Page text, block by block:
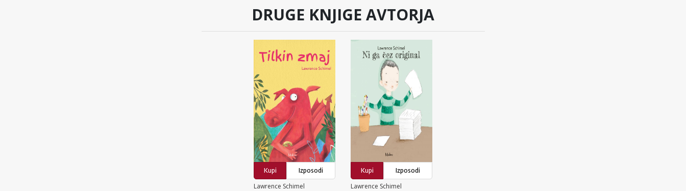
DRUGE KNJIGE AVTORJA
Kupi
Izposodi
Lawrence Schimel
Kupi
Izposodi
Lawrence Schimel